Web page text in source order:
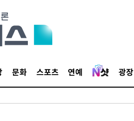
문화 스포츠 연예 광장